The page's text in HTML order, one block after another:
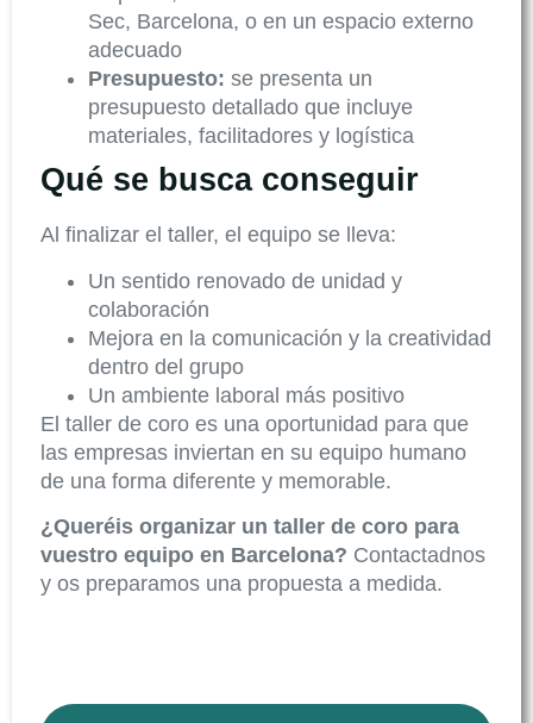
Sec, Barcelona, o en un espacio externo
adecuado
Presupuesto: se presenta un
presupuesto detallado que incluye
materiales, facilitadores y logística
Qué se busca conseguir
Al finalizar el taller, el equipo se lleva:
Un sentido renovado de unidad y
colaboración
Mejora en la comunicación y la creatividad
dentro del grupo
Un ambiente laboral más positivo
El taller de coro es una oportunidad para que
las empresas inviertan en su equipo humano
de una forma diferente y memorable.
¿Queréis organizar un taller de coro para
vuestro equipo en Barcelona? Contactadnos
y os preparamos una propuesta a medida.